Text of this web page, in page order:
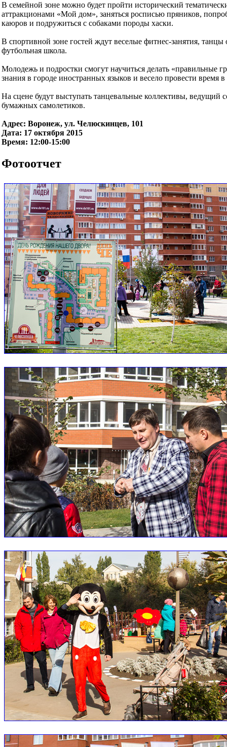
В семейной зоне можно будет пройти исторический
аттракционами «Мой дом», заняться росписью пряников,
каюров и подружиться с собаками породы хаски.
В спортивной зоне гостей ждут веселые фитнес-занятия, танцы
футбольная школа.
Молодежь и подростки смогут научиться делать «правильные
знания в городе иностранных языков и весело провести время
На сцене будут выступать танцевальные коллективы, ведущий
бумажных самолетиков.
Адрес: Воронеж, ул. Челюскинцев, 101
Дата: 17 октября 2015
Время: 12:00-15:00
Фотоотчет